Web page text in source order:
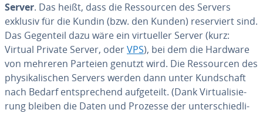
Server. Das heißt, dass die Res­sour­cen des Servers
exklusiv für die Kundin (bzw. den Kunden) re­ser­viert sind.
Das Gegenteil dazu wäre ein vir­tu­el­ler Server (kurz:
Virtual Private Server, oderVPS), bei dem die Hardware
von mehreren Parteien genutzt wird. Die Res­sour­cen des
phy­si­ka­li­schen Servers werden dann unter Kund­schaft
nach Bedarf ent­spre­chend auf­ge­teilt. (Dank Vir­tua­li­sie­
rung bleiben die Daten und Prozesse der un­ter­schied­li­